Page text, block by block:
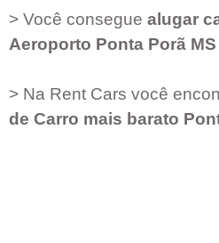
> Você consegue alugar
Aeroporto Ponta Porã MS
> Na Rent Cars você
de Carro mais barato